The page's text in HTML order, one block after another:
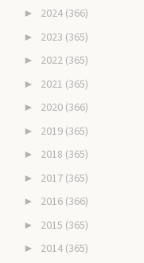
► 2024 (366)
► 2023 (365)
► 2022 (365)
► 2021 (365)
► 2020 (366)
► 2019 (365)
► 2018 (365)
► 2017 (365)
► 2016 (366)
► 2015 (365)
► 2014 (365)